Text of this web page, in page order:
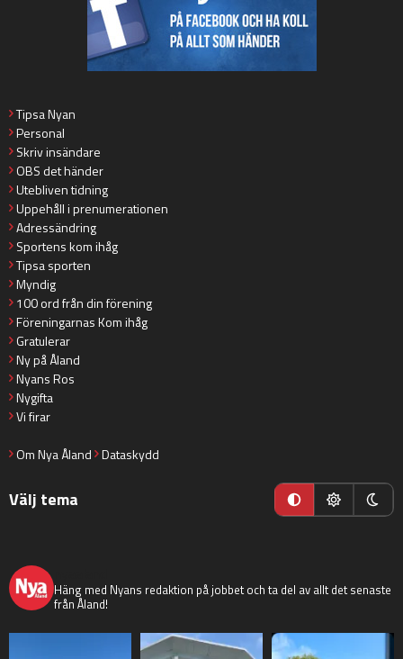
Tipsa Nyan
Personal
Skriv insändare
OBS det händer
Utebliven tidning
Uppehåll i prenumerationen
Adressändring
Sportens kom ihåg
Tipsa sporten
Myndig
100 ord från din förening
Föreningarnas Kom ihåg
Gratulerar
Ny på Åland
Nyans Ros
Nygifta
Vi firar
Om Nya Åland Dataskydd
Välj tema
Häng med Nyans redaktion på jobbet och ta del av allt det senaste
från Åland!